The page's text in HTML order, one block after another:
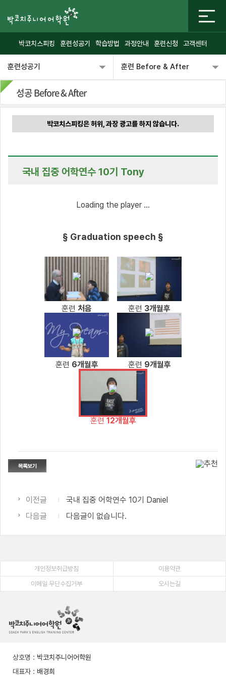
박코치스피킹 훈련성공기 학습방법 과정안내 훈련신청 고객센터
훈련성공기 훈련 Before & After
성공 Before & After
박코치스피킹은 허위, 과장 광고를 하지 않습니다.
국내 집중 어학연수 10기 Tony
Loading the player ...
§ Graduation speech §
훈련 처음 훈련 3개월후
훈련 6개월후 훈련 9개월후
훈련 12개월후
이전글
국내 집중 어학연수 10기 Daniel
다음글
다음글이 없습니다.
개인정보취급방침
이용약관
이메일 무단수집거부
오시는길
상호명 : 박코치주니어어학원
대표자 : 배경희